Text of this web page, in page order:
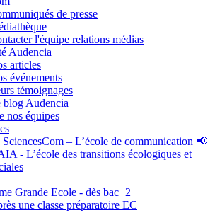
de presse
l'équipe relations médias
Audencia
articles
événements
témoignages
blog Audencia
nos équipes
SciencesCom – L’école de communication 📢
- L’école des transitions écologiques et
Grande Ecole - dès bac+2
une classe préparatoire EC